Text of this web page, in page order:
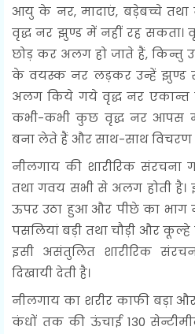
आयु के नर, मादाएं, बड़ेबच्चे तथा
वृद्ध नर झुण्ड में नहीं रह सकता।
छोड़ कर अलग हो जाते हैं,
के वयस्क नर लड़कर उन्हें झुण्ड
अलग किये गये वृद्ध नर
कभी-कभी कुछ वृद्ध नर आपस
बना लेते हैं और साथ-साथ विचरण
नीलगाय की शारीरिक संरचना
तथा गवय सभी से अलग होती
ऊपर उठा हुआ और पीछे का भाग
पसलियां बड़ी तथा चौड़ी और कूल्हे
इसी असंतुलित शारीरिक
दिखायी देती है।
नीलगाय का शरीर काफी बड़ा और
कंधों तक की ऊंचाई 130